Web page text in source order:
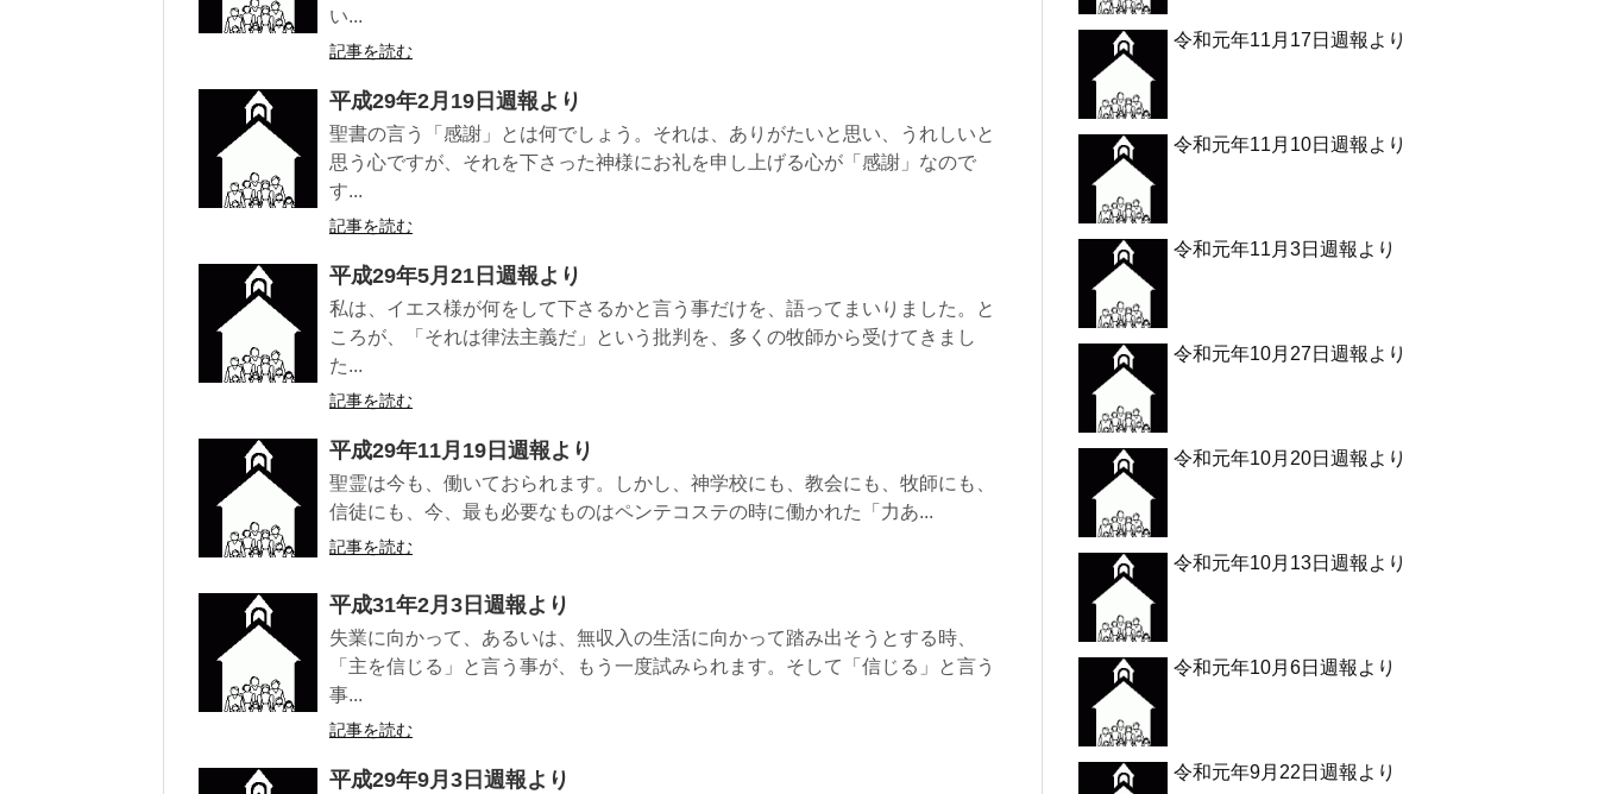
い...
記事を読む
平成29年2月19日週報より
聖書の言う「感謝」とは何でしょう。それは、ありがたいと思い、うれしいと
思う心ですが、それを下さった神様にお礼を申し上げる心が「感謝」なので
す...
記事を読む
平成29年5月21日週報より
私は、イエス様が何をして下さるかと言う事だけを、語ってまいりました。と
ころが、「それは律法主義だ」という批判を、多くの牧師から受けてきまし
た...
記事を読む
平成29年11月19日週報より
聖霊は今も、働いておられます。しかし、神学校にも、教会にも、牧師にも、
信徒にも、今、最も必要なものはペンテコステの時に働かれた「力あ...
記事を読む
平成31年2月3日週報より
失業に向かって、あるいは、無収入の生活に向かって踏み出そうとする時、
「主を信じる」と言う事が、もう一度試みられます。そして「信じる」と言う
事...
記事を読む
平成29年9月3日週報より
令和元年11月17日週報より
令和元年11月10日週報より
令和元年11月3日週報より
令和元年10月27日週報より
令和元年10月20日週報より
令和元年10月13日週報より
令和元年10月6日週報より
令和元年9月22日週報より